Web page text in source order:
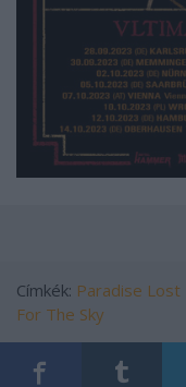
Címkék: Paradise Lost
For The Sky